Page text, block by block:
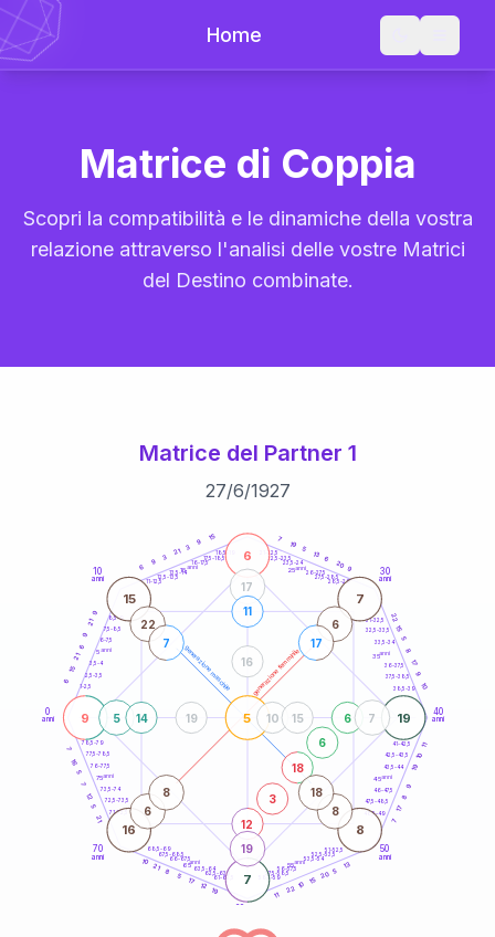
Home
Matrice di Coppia
Scopri la compatibilità e le dinamiche della vostra
relazione attraverso l'analisi delle vostre Matrici
del Destino combinate.
Matrice del Partner 1
27/6/1927
generazione maschile generazione femminile
0
anni
10
anni
30
anni
40
anni
50
anni
60
70
anni
1-2,5
2,5-3,5
3,5-4
6-7,5
7,5-8,5
8,5-9
11-12,5
12,5-13,5
13,5-14
16-17,5
17,5-18,5
18,5-19
21-22,5
22,5-23,5
23,5-24
26-27,5
27,5-28,5
28,5-29
31-32,5
32,5-33,5
33,5-34
36-37,5
37,5-38,5
38,5-39
41-42,5
42,5-43,5
43,5-44
46-47,5
47,5-48,5
48,5-49
51-52,5
52,5-53,5
53,5-54
56-57,5
57,5-58,5
58,5-59
61-62,5
62,5-63,5
63,5-64
66-67,5
67,5-68,5
68,5-69
71-72,5
72,5-73,5
73,5-74
76-77,5
77,5-78,5
78,5-79
6
15
21
6
9
21
9
6
9
3
21
3
9
15 7
19 5
13
6
20
9
22
15
5
8
17
9
10
11
10
19
9
8
17
7
13
5
20
15
10
22
11
19
12
17
5
8
21
10
21
5
12
7
5
16
7
9
6
19
7
5
15 7
16 8
12
3
18
6
6
5
17
7
19
14
11
10 15
19
16
22
7
6
17
6
8
8
18
5anni
15 anni 25anni
35anni
45anni
55anni
65anni
75anni